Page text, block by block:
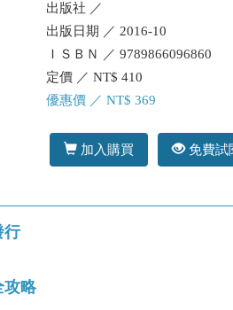
出版社 ／
出版日期 ／ 2016-10
ＩＳＢＮ ／ 9789866096860
定價 ／ NT$ 410
優惠價 ／ NT$ 369
加入購買 免費試
行
攻略